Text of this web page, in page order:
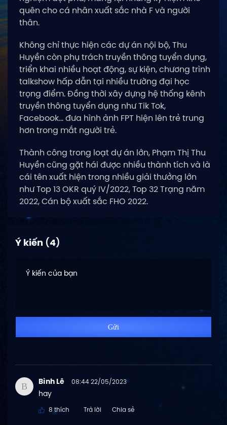
quên cho cá nhân xuất sắc nhà F và người
thân.
Không chỉ thực hiện các dự án nội bộ, Thu
Huyền còn phụ trách truyền thông tuyển dụng,
triển khai nhiều hoạt động, sự kiện, chương trình
talkshow hấp dẫn tại nhiều trường đại học
trọng điểm. Đồng thời xây dựng hệ thống kênh
truyền thông tuyển dụng như Tik Tok,
Facebook… đưa hình ảnh FPT hiện lên trẻ trung
hơn trong mắt người trẻ.
Thành công trong loạt dự án lớn, Phạm Thị Thu
Huyền cũng gặt hái được nhiều thành tích và là
cái tên xuất hiện trong nhiều giải thưởng lớn
như Top 13 OKR quý IV/2022, Top 32 Trạng năm
2022, Cán bộ xuất sắc FHO 2022.
Ý kiến (4)
Gửi
B Bình Lê 08:44 22/05/2023
hay
8 thích Trả lời Chia sẻ